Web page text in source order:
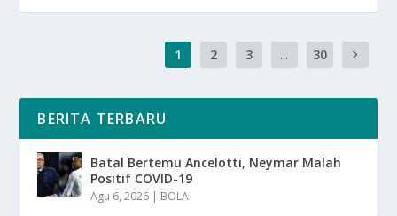
1 2 3 ... 30
BERITA TERBARU
Batal Bertemu Ancelotti, Neymar Malah
Positif COVID-19
Agu 6, 2026 | BOLA